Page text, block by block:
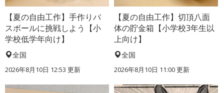
【夏の自由工作】手作りバ
スボールに挑戦しよう【小
学校低学年向け】
全国
2026年8月10日 12:53 更新
【夏の自由工作】切頂八面
体の貯金箱【小学校3年生以
上向け】
全国
2026年8月10日 11:00更新